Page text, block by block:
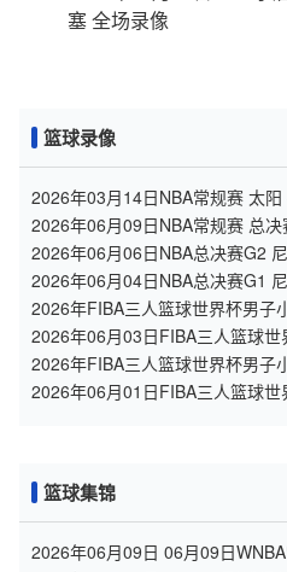
塞 全场录像
篮球录像
2026年03月14日NBA常规赛 太
2026年06月09日NBA常规赛 总
2026年06月06日NBA总决赛G2
2026年06月04日NBA总决赛G1
2026年FIBA三人篮球世界杯男子
三人篮球队 全场录像
2026年06月03日FIBA三人篮球
录像
2026年FIBA三人篮球世界杯男子
2026年06月01日FIBA三人篮球
篮球集锦
2026年06月09日 06月09日